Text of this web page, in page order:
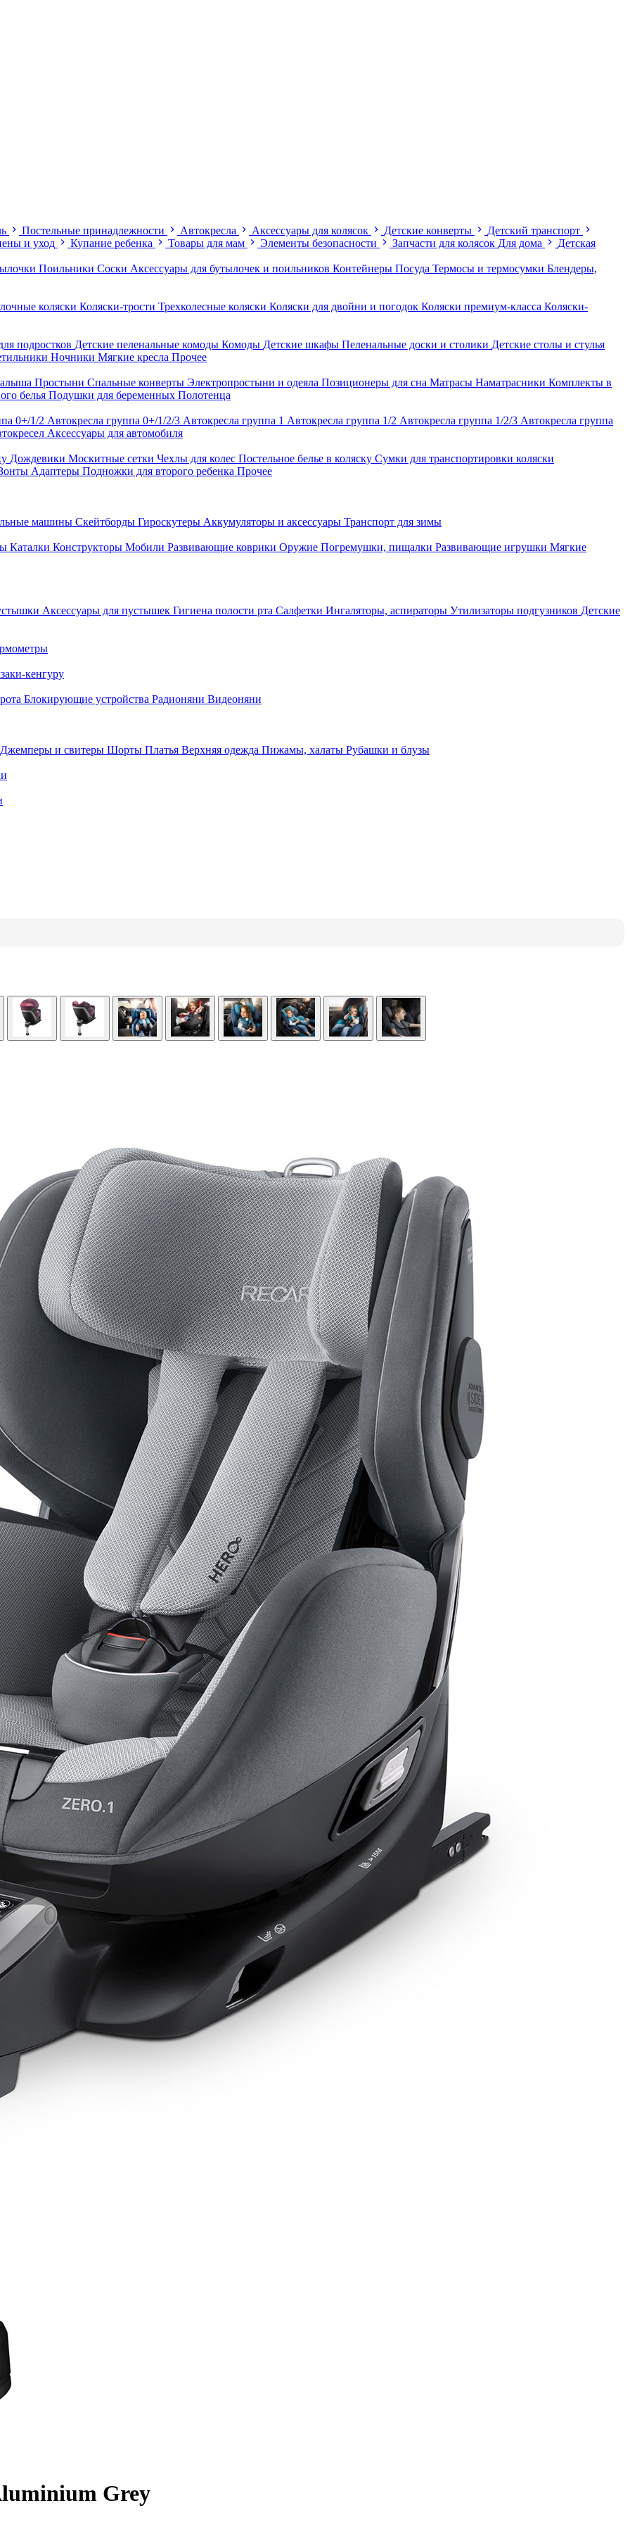
Постельные принадлежности Автокресла Аксессуары для колясок Детские конверты
Детский транспорт
и уход
Купание ребенка Товары для мам Элементы безопасности Запчасти для колясок Для дома Детская
Поильники Соски Аксессуары для бутылочек и поильников Контейнеры Посуда Термосы и термосумки Блендеры,
коляски Коляски-трости Трехколесные коляски Коляски для двойни и погодок Коляски премиум-класса Коляски-
подростков Детские пеленальные комоды Комоды Детские шкафы Пеленальные доски и столики Детские столы и стулья
Ночники Мягкие кресла Прочее
Простыни Спальные конверты Электропростыни и одеяла Позиционеры для сна Матрасы Наматрасники Комплекты в
белья Подушки для беременных Полотенца
0+/1/2 Автокресла группа 0+/1/2/3 Автокресла группа 1 Автокресла группа 1/2 Автокресла группа 1/2/3 Автокресла группа
Аксессуары для автомобиля
Дождевики Москитные сетки Чехлы для колес Постельное белье в коляску Сумки для транспортировки коляски
Адаптеры Подножки для второго ребенка Прочее
машины Скейтборды Гироскутеры Аккумуляторы и аксессуары Транспорт для зимы
Каталки Конструкторы Мобили Развивающие коврики Оружие Погремушки, пищалки Развивающие игрушки Мягкие
Аксессуары для пустышек Гигиена полости рта Салфетки Ингаляторы, аспираторы Утилизаторы подгузников Детские
кенгуру
Блокирующие устройства Радионяни Видеоняни
Джемперы и свитеры Шорты Платья Верхняя одежда Пижамы, халаты Рубашки и блузы
Grey